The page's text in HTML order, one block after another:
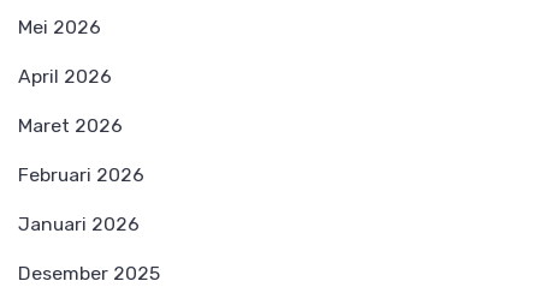
Mei 2026
April 2026
Maret 2026
Februari 2026
Januari 2026
Desember 2025